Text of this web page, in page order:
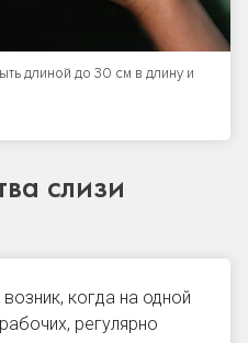
длиной до 30 см в длину и
слизи
когда на одной
регулярно